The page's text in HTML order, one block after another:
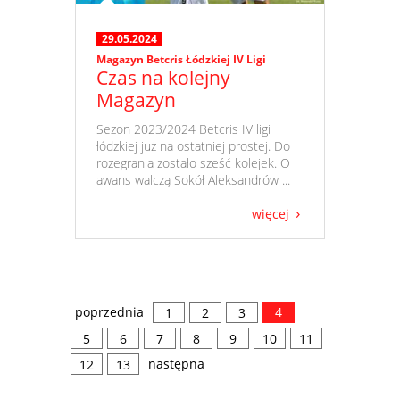
29.05.2024
Magazyn Betcris Łódzkiej IV Ligi
Czas na kolejny
Magazyn
​ Sezon 2023/2024 Betcris IV ligi
łódzkiej już na ostatniej prostej. Do
rozegrania zostało sześć kolejek. O
awans walczą Sokół Aleksandrów ...
więcej
poprzednia 1 2 3
4
5
6 7 8 9 10
11
12
13 następna